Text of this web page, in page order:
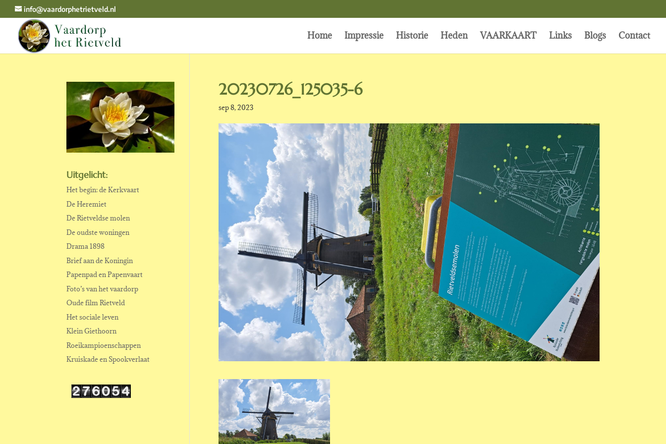
info@vaardorphetrietveld.nl
Home Impressie Historie Heden VAARKAART Links Blogs Contact
20230726_125035-6
sep 8, 2023
Uitgelicht:
Het begin: de Kerkvaart
De Heremiet
De Rietveldse molen
De oudste woningen
Drama 1898
Brief aan de Koningin
Papenpad en Papenvaart
Foto’s van het vaardorp
Oude film Rietveld
Het sociale leven
Klein Giethoorn
Roeikampioenschappen
Kruiskade en Spookverlaat